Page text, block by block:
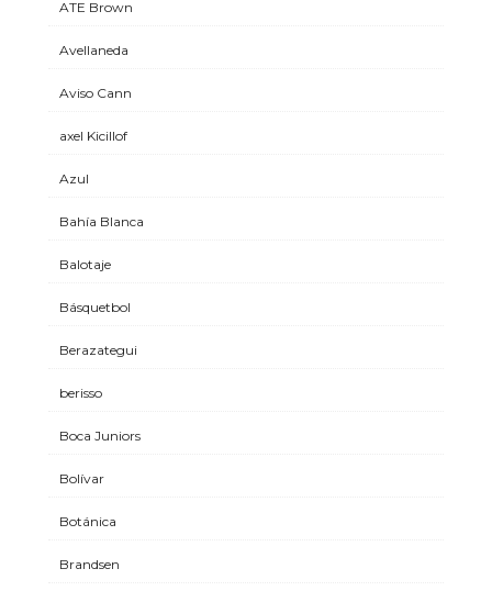
ATE Brown
Avellaneda
Aviso Cann
axel Kicillof
Azul
Bahía Blanca
Balotaje
Básquetbol
Berazategui
berisso
Boca Juniors
Bolívar
Botánica
Brandsen